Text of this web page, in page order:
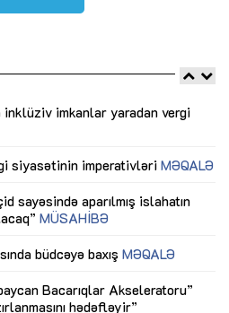
imkanlar yaradan vergi
siyasətinin imperativləri MƏQALƏ
sayəsində aparılmış islahatın
MÜSAHİBƏ
büdcəyə baxış MƏQALƏ
Bacarıqlar Akseleratoru”
hədəfləyir”